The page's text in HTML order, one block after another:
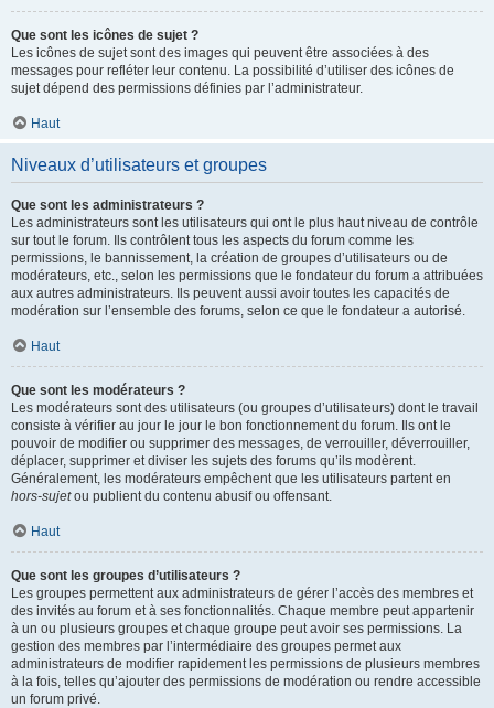
Que sont les icônes de sujet ?
Les icônes de sujet sont des images qui peuvent être associées à des
messages pour refléter leur contenu. La possibilité d’utiliser des icônes de
sujet dépend des permissions définies par l’administrateur.
Haut
Niveaux d’utilisateurs et groupes
Que sont les administrateurs ?
Les administrateurs sont les utilisateurs qui ont le plus haut niveau de contrôle
sur tout le forum. Ils contrôlent tous les aspects du forum comme les
permissions, le bannissement, la création de groupes d’utilisateurs ou de
modérateurs, etc., selon les permissions que le fondateur du forum a attribuées
aux autres administrateurs. Ils peuvent aussi avoir toutes les capacités de
modération sur l’ensemble des forums, selon ce que le fondateur a autorisé.
Haut
Que sont les modérateurs ?
Les modérateurs sont des utilisateurs (ou groupes d’utilisateurs) dont le travail
consiste à vérifier au jour le jour le bon fonctionnement du forum. Ils ont le
pouvoir de modifier ou supprimer des messages, de verrouiller, déverrouiller,
déplacer, supprimer et diviser les sujets des forums qu’ils modèrent.
Généralement, les modérateurs empêchent que les utilisateurs partent en
hors-sujetou publient du contenu abusif ou offensant.
Haut
Que sont les groupes d’utilisateurs ?
Les groupes permettent aux administrateurs de gérer l’accès des membres et
des invités au forum et à ses fonctionnalités. Chaque membre peut appartenir
à un ou plusieurs groupes et chaque groupe peut avoir ses permissions. La
gestion des membres par l’intermédiaire des groupes permet aux
administrateurs de modifier rapidement les permissions de plusieurs membres
à la fois, telles qu’ajouter des permissions de modération ou rendre accessible
un forum privé.